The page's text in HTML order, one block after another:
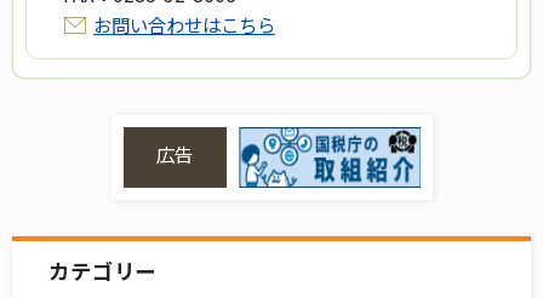
お問い合わせはこちら
広告
カテゴリー